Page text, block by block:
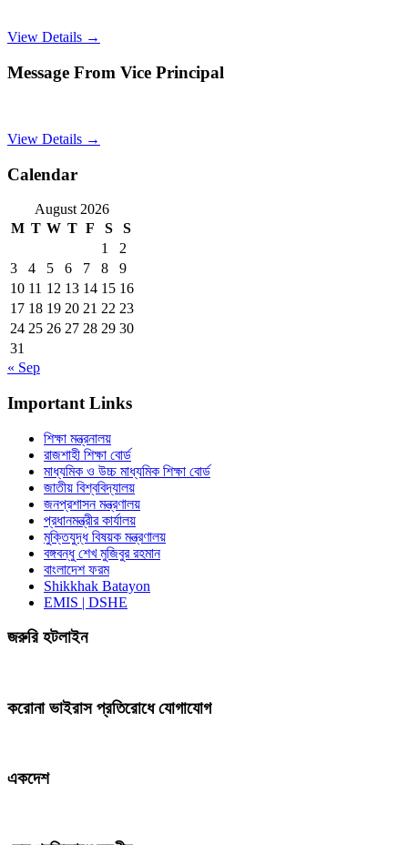
View Details →
Message From Vice Principal
View Details →
Calendar
August 2026
M T W T F S
S
1
2
3
4 5 6 7 8
9
10 11 12 13 14 15 16
17 18 19 20 21 22 23
24 25 26 27 28 29 30
31
« Sep
Important Links
শিক্ষা মন্ত্রনালয়
রাজশাহী শিক্ষা বোর্ড
মাধ্যমিক ও উচ্চ মাধ্যমিক শিক্ষা বোর্ড
জাতীয় বিশ্ববিদ্যালয়
জনপ্রশাসন মন্ত্রণালয়
প্রধানমন্ত্রীর কার্যালয়
মুক্তিযুদ্ধ বিষয়ক মন্ত্রণালয়
বঙ্গবন্ধু শেখ মুজিবুর রহমান
বাংলাদেশ ফরম
Shikkhak Batayon
EMIS | DSHE
জরুরি হটলাইন
করোনা ভাইরাস প্রতিরোধে যোগাযোগ
একদেশ